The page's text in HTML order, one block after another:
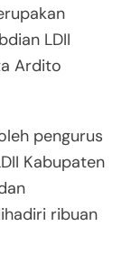
LDII
Ardito
pengurus
Kabupaten
ribuan